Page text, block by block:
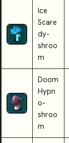
Ice
Scare
dy-
shroo
m
Doom
Hypn
o-
shroo
m